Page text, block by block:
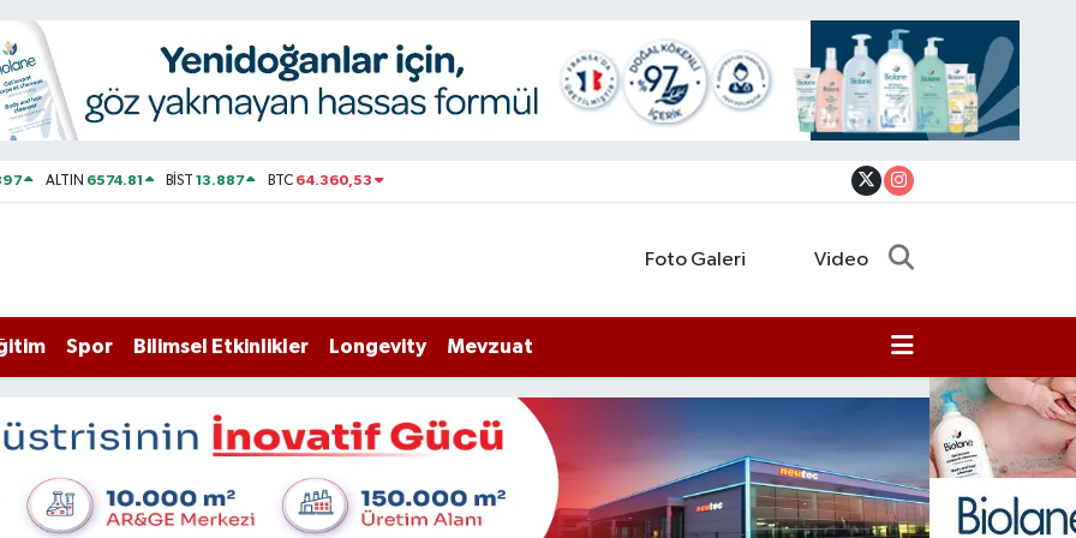
ALTIN 6574.81 BİST13.887 BTC 64.360,53
Foto Galeri Video
Spor Bilimsel Etkinlikler Longevity Mevzuat